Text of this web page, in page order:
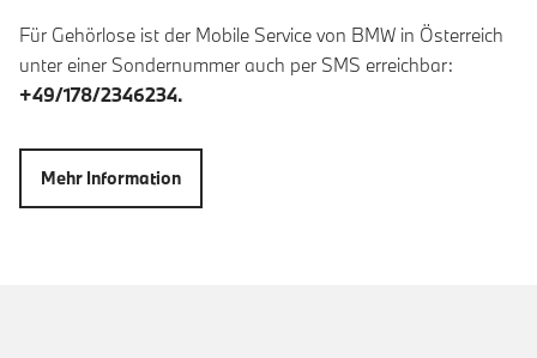
Für Gehörlose ist der Mobile Service von BMW in Österreich
unter einer Sondernummer auch per SMS erreichbar:
+49/178/2346234.
Mehr Information